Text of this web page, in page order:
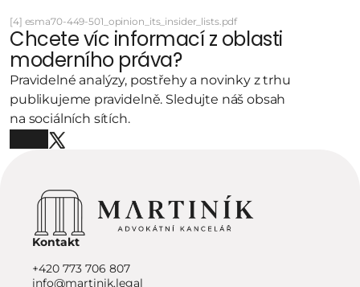
[4] esma70-449-501_opinion_its_insider_lists.pdf
Kontakt
+420 773 706 807
info@martinik.legal
Chcete víc informací z oblasti
moderního práva?
Pravidelné analýzy, postřehy a novinky z trhu
publikujeme pravidelně. Sledujte náš obsah
na sociálních sítích.